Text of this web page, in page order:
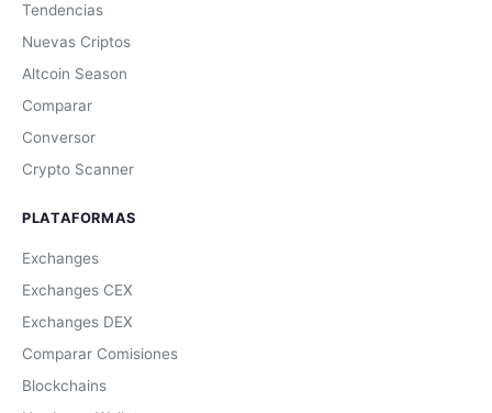
Tendencias
Nuevas Criptos
Altcoin Season
Comparar
Conversor
Crypto Scanner
PLATAFORMAS
Exchanges
Exchanges CEX
Exchanges DEX
Comparar Comisiones
Blockchains